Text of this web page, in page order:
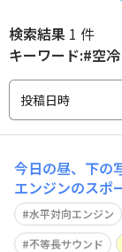
検索結果 1 件
キーワード:#空冷
投稿日時
今日の昼、下の
エンジンのスポ
高台数です。こ
がありそうです
に、 911カレラ
水平対向エンジン
不等長サウンド